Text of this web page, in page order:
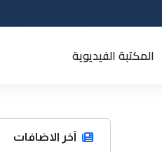
المكتبة الفيديوية
آخر الاضافات